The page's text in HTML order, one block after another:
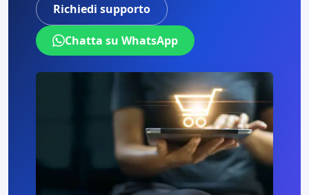
Richiedi supporto
Chatta su WhatsApp